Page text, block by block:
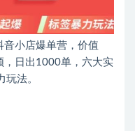
小店爆单营，价值
，日出1000单，六大实
法。